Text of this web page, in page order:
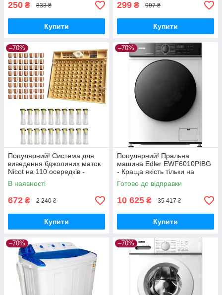
250 ₴ 833 ₴
Купити
299 ₴ 997 ₴
Купити
–70%
Популярний! Система для
виведення бджолиних маток
Nicot на 110 осередків -
Краща якість тільки на
Nukleon.com.ua
В наявності
672 ₴ 2 240 ₴
Купити
–70%
Популярний! Пральна
машина Edler EWF6010PIBG
- Краща якість тільки на
Nukleon.com.ua
Готово до відправки
10 625 ₴ 35 417 ₴
Купити
–70% –70%